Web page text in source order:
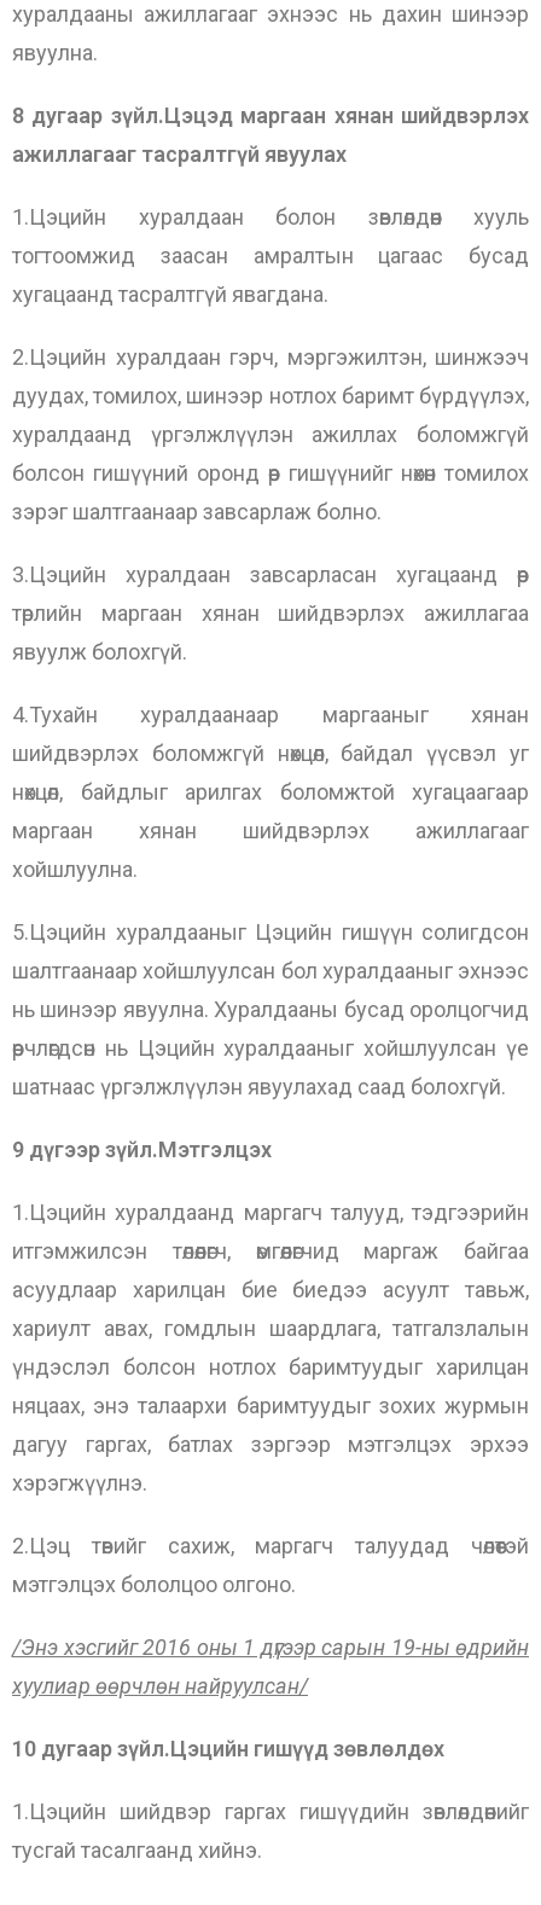
хуралдааны ажиллагааг эхнээс нь дахин шинээр
явуулна.
8 дугаар зүйл.Цэцэд маргаан хянан шийдвэрлэх
ажиллагааг тасралтгүй явуулах
1.Цэцийн хуралдаан болон зөвлөлдөөн хууль
тогтоомжид заасан амралтын цагаас бусад
хугацаанд тасралтгүй явагдана.
2.Цэцийн хуралдаан гэрч, мэргэжилтэн, шинжээч
дуудах, томилох, шинээр нотлох баримт бүрдүүлэх,
хуралдаанд үргэлжлүүлэн ажиллах боломжгүй
болсон гишүүний оронд өөр гишүүнийг нөхөн томилох
зэрэг шалтгаанаар завсарлаж болно.
3.Цэцийн хуралдаан завсарласан хугацаанд өөр
төрлийн маргаан хянан шийдвэрлэх ажиллагаа
явуулж болохгүй.
4.Тухайн хуралдаанаар маргааныг хянан
шийдвэрлэх боломжгүй нөхцөл, байдал үүсвэл уг
нөхцөл, байдлыг арилгах боломжтой хугацаагаар
маргаан хянан шийдвэрлэх ажиллагааг
хойшлуулна.
5.Цэцийн хуралдааныг Цэцийн гишүүн солигдсон
шалтгаанаар хойшлуулсан бол хуралдааныг эхнээс
нь шинээр явуулна. Хуралдааны бусад оролцогчид
өөрчлөгдсөн нь Цэцийн хуралдааныг хойшлуулсан үе
шатнаас үргэлжлүүлэн явуулахад саад болохгүй.
9 дүгээр зүйл.Мэтгэлцэх
1.Цэцийн хуралдаанд маргагч талууд, тэдгээрийн
итгэмжилсэн төлөөлөгч, өмгөөлөгчид маргаж байгаа
асуудлаар харилцан бие биедээ асуулт тавьж,
хариулт авах, гомдлын шаардлага, татгалзлалын
үндэслэл болсон нотлох баримтуудыг харилцан
няцаах, энэ талаархи баримтуудыг зохих журмын
дагуу гаргах, батлах зэргээр мэтгэлцэх эрхээ
хэрэгжүүлнэ.
2.Цэц төвийг сахиж, маргагч талуудад чөлөөтэй
мэтгэлцэх бололцоо олгоно.
/Энэ хэсгийг 2016 оны 1 дүгээр сарын 19-ны өдрийн
хуулиар өөрчлөн найруулсан/
10 дугаар зүйл.Цэцийн гишүүд зөвлөлдөх
1.Цэцийн шийдвэр гаргах гишүүдийн зөвлөлдөөнийг
тусгай тасалгаанд хийнэ.